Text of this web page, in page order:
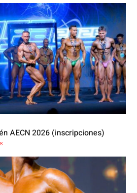
AECN 2026 (inscripciones)